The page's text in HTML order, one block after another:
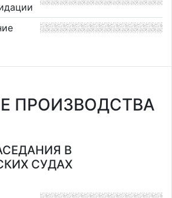
ПРОИЗВОДСТВА
В
СУДАХ